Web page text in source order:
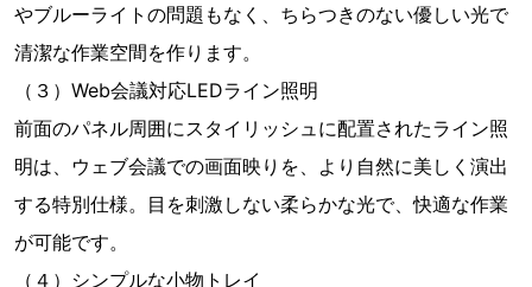
やブルーライトの問題もなく、ちらつきのない優しい光で
清潔な作業空間を作ります。
（３）Web会議対応LEDライン照明
前面のパネル周囲にスタイリッシュに配置されたライン照
明は、ウェブ会議での画面映りを、より自然に美しく演出
する特別仕様。目を刺激しない柔らかな光で、快適な作業
が可能です。
（４）シンプルな小物トレイ